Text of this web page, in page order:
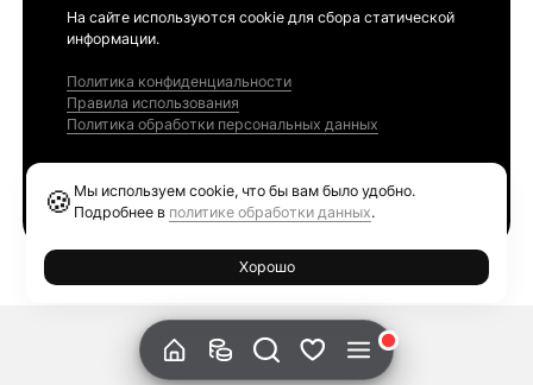
На сайте используются cookie для сбора статической
информации.
Политика конфиденциальности
Правила использования
Политика обработки персональных данных
🍪 Мы используем cookie, что бы вам было удобно.
Подробнее в политике обработки данных.
Хорошо
Ethereum GAS Tracker